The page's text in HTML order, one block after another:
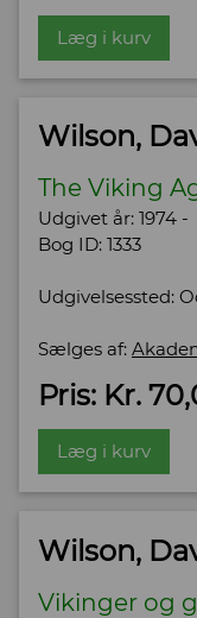
Læg i kurv
Wilson,
The Viking
Udgivet år: 1974 -
Bog ID: 1333
Udgivelsessted:
Sælges af:
Pris: Kr.
Læg i kurv
Wilson,
Vikinger og